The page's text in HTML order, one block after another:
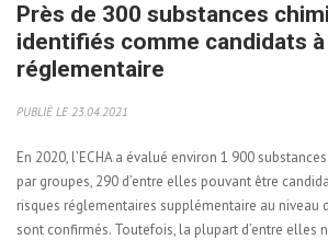
Près de 300 substances
identifiés comme candidats
réglementaire
PUBLIÉ LE 23.04.2021
En 2020, l’ECHA a évalué environ 1 900
par groupes, 290 d’entre elles pouvant être
risques réglementaires supplémentaire au niveau
sont confirmés. Toutefois, la plupart d’entre elles